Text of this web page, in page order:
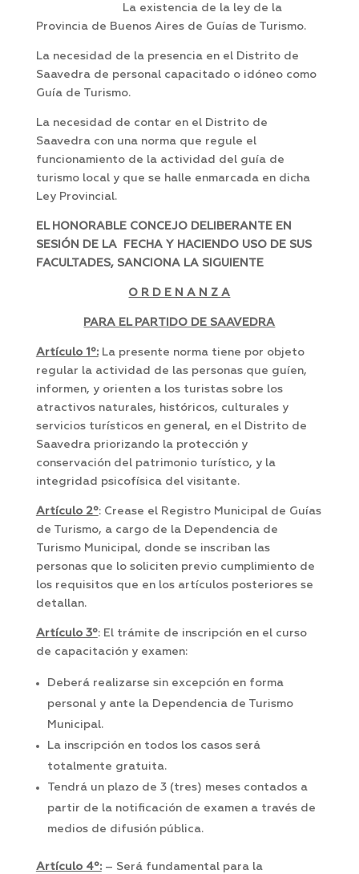
La existencia de la ley de la
Provincia de Buenos Aires de Guías de Turismo.
La necesidad de la presencia en el Distrito de
Saavedra de personal capacitado o idóneo como
Guía de Turismo.
La necesidad de contar en el Distrito de
Saavedra con una norma que regule el
funcionamiento de la actividad del guía de
turismo local y que se halle enmarcada en dicha
Ley Provincial.
EL HONORABLE CONCEJO DELIBERANTE EN
SESIÓN DE LA FECHA Y HACIENDO USO DE SUS
FACULTADES, SANCIONA LA SIGUIENTE
O R D E N A N Z A
PARA EL PARTIDO DE SAAVEDRA
Artículo 1º:La presente norma tiene por objeto
regular la actividad de las personas que guíen,
informen, y orienten a los turistas sobre los
atractivos naturales, históricos, culturales y
servicios turísticos en general, en el Distrito de
Saavedra priorizando la protección y
conservación del patrimonio turístico, y la
integridad psicofísica del visitante.
Artículo 2º: Crease el Registro Municipal de Guías
de Turismo, a cargo de la Dependencia de
Turismo Municipal, donde se inscriban las
personas que lo soliciten previo cumplimiento de
los requisitos que en los artículos posteriores se
detallan.
Artículo 3º: El trámite de inscripción en el curso
de capacitación y examen:
Deberá realizarse sin excepción en forma
personal y ante la Dependencia de Turismo
Municipal.
La inscripción en todos los casos será
totalmente gratuita.
Tendrá un plazo de 3 (tres) meses contados a
partir de la notificación de examen a través de
medios de difusión pública.
Artículo 4º:– Será fundamental para la